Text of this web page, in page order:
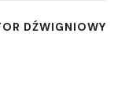
DŹWIGNIOWY